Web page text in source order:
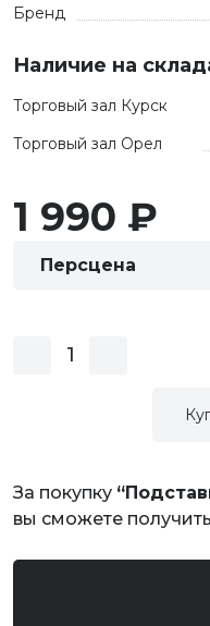
Бренд
Наличие на
Торговый зал Курск
Торговый зал Орел
1 990 ₽
Персцена
За покупку
вы сможете получить